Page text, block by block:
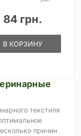
84 грн.
В КОРЗИНУ
текстиля
причин